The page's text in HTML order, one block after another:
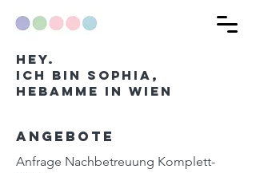
hey.
Ich bin Sophia,
Hebamme in Wien
Angebote
Anfrage Nachbetreuung Komplett-